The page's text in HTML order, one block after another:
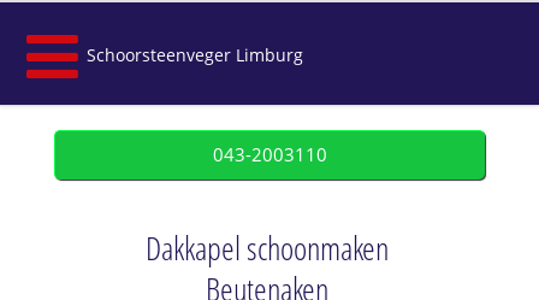
Schoorsteenveger Limburg
043-2003110
Dakkapel schoonmaken
Beutenaken